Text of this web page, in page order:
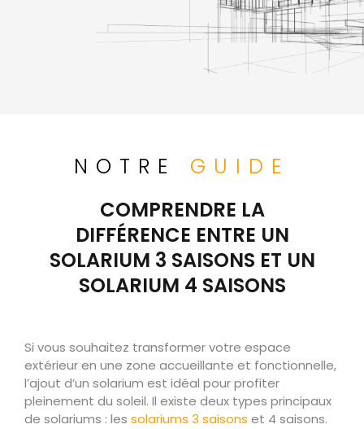
NOTRE GUIDE
COMPRENDRE LA
DIFFÉRENCE ENTRE UN
SOLARIUM 3 SAISONS ET UN
SOLARIUM 4 SAISONS
Si vous souhaitez transformer votre espace
extérieur en une zone accueillante et fonctionnelle,
l’ajout d’un solarium est idéal pour profiter
pleinement du soleil. Il existe deux types principaux
de solariums : les solariums 3 saisons et 4 saisons.